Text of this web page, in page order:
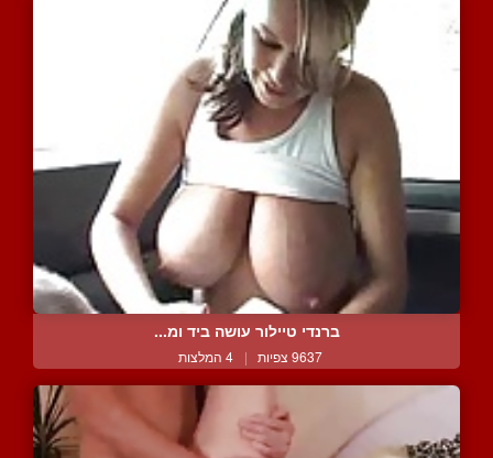
ברנדי טיילור עושה ביד ומ...
9637 צפיות | 4 המלצות